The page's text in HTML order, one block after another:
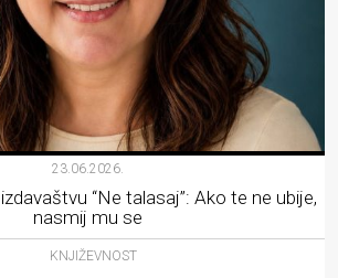
23.06.2026.
“Ne talasaj”: Ako te ne ubije,
nasmij mu se
KNJIŽEVNOST